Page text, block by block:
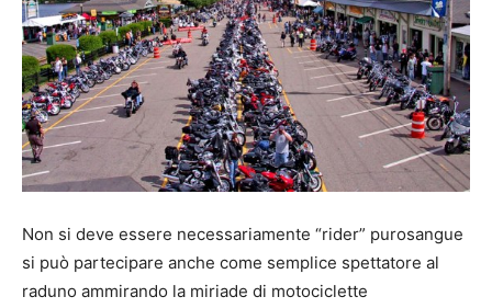
Non si deve essere necessariamente “rider” purosangue
si può partecipare anche come semplice spettatore al
raduno ammirando la miriade di motociclette